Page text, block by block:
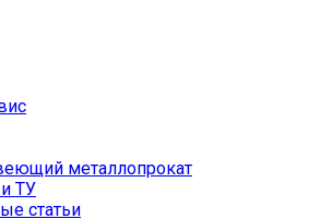
металлопрокат
ТУ
статьи